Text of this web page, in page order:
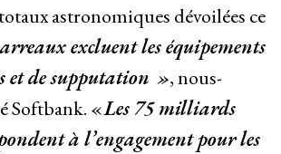
astronomiques dévoilées ce
excluent les équipements
et de supputation », nous-
Softbank. «Les 75 milliards
à l’engagement pour les